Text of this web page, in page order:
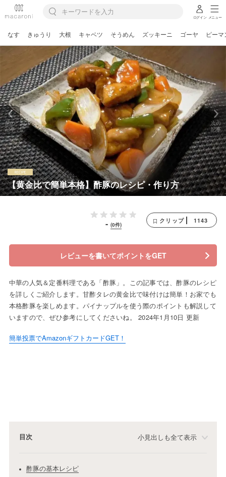
ログイン メニュー
なす きゅうり 大根 キャベツ そうめん ズッキーニ ゴーヤ ピーマ
【黄金比で簡単本格】酢豚のレシピ・作り方
前の
記事
次の
記事
- (0件)
クリップ 1143
レビューを書いてポイントをGET
中華の人気＆定番料理である「酢豚」。この記事では、酢豚のレシピ
を詳しくご紹介します。甘酢タレの黄金比で味付けは簡単！お家でも
本格酢豚を楽しめます。パイナップルを使う際のポイントも解説して
いますので、ぜひ参考にしてくださいね。 2024年1月10日 更新
簡単投票でAmazonギフトカードGET！
目次 小見出しも全て表示
酢豚の基本レシピ